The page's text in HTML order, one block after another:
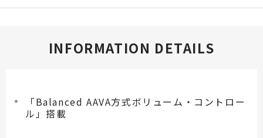
INFORMATION DETAILS
「Balanced AAVA方式ボリューム・コントロー
ル」搭載